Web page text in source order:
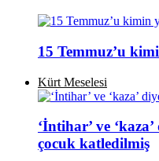
15 Temmuz’u
Kürt Meselesi
‘İntihar’ ve
çocuk katledilmiş